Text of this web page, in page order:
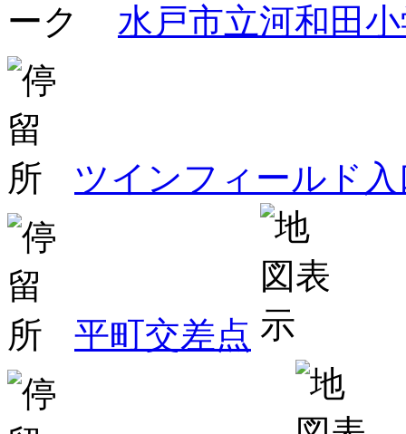
水戸市立河和田
ツインフィールド
平町交差点